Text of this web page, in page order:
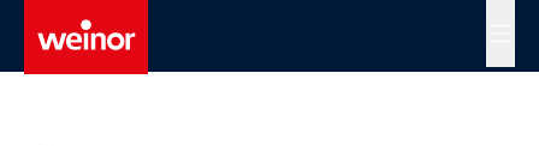
Skip to main content